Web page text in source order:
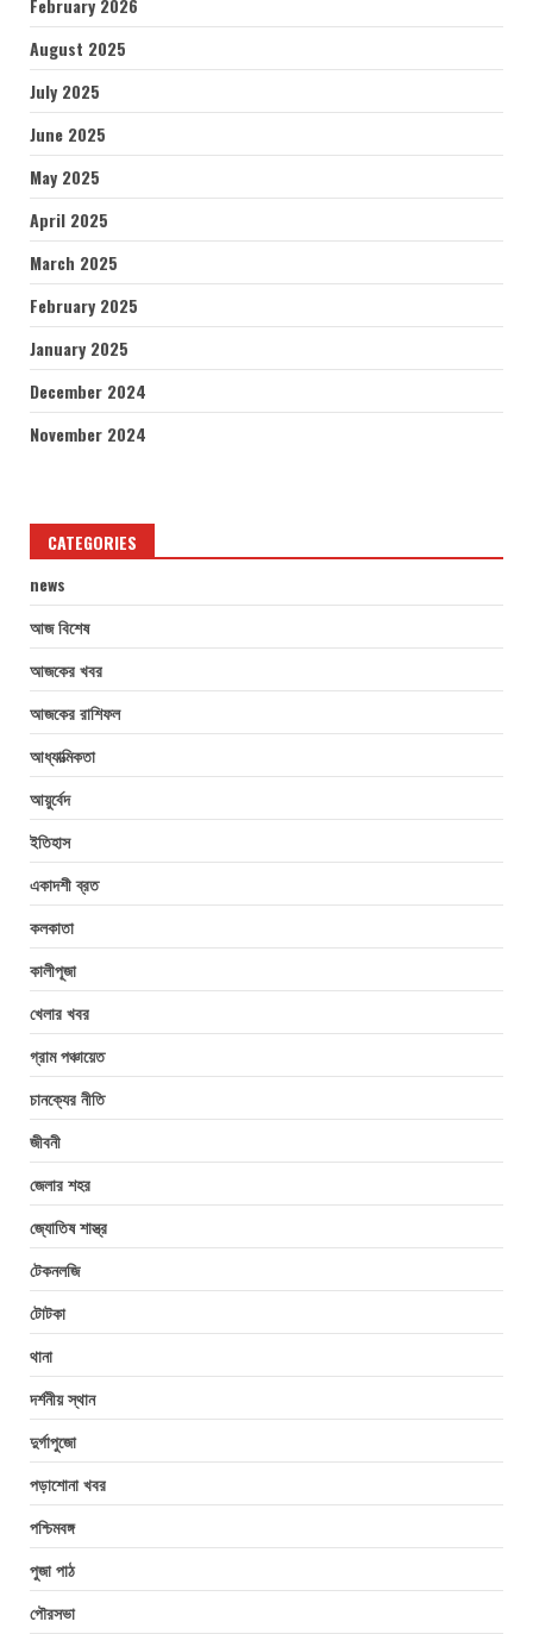
August 2025
July 2025
June 2025
May 2025
April 2025
March 2025
February 2025
January 2025
December 2024
November 2024
CATEGORIES
news
আজ বিশেষ
আজকের খবর
আজকের রাশিফল
আধ্যাত্মিকতা
আয়ুর্বেদ
ইতিহাস
একাদশী ব্রত
কলকাতা
কালীপূজা
খেলার খবর
গ্রাম পঞ্চায়েত
চানক্যের নীতি
জীবনী
জেলার শহর
জ্যোতিষ শাস্ত্র
টেকনলজি
টোটকা
থানা
দর্শনীয় স্থান
দুর্গাপুজো
পড়াশোনা খবর
পশ্চিমবঙ্গ
পুজা পাঠ
পৌরসভা